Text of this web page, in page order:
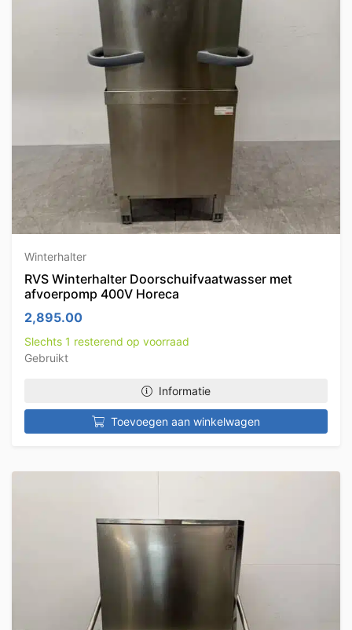
Winterhalter
RVS Winterhalter Doorschuifvaatwasser met
afvoerpomp 400V Horeca
2,895.00
Slechts 1 resterend op voorraad
Gebruikt
Informatie
Toevoegen aan winkelwagen